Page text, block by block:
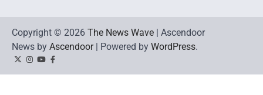
Copyright © 2026 The News Wave | Ascendoor
News by Ascendoor| Powered by WordPress.
TwitterInstagram
YouTubeFacebook